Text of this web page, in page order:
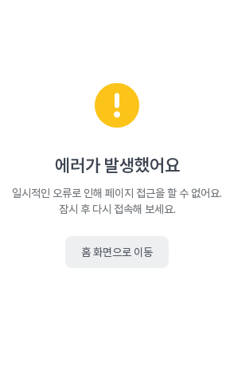
에러가 발생했어요
일시적인 오류로 인해 페이지 접근을 할 수 없어요.
잠시 후 다시 접속해 보세요.
홈 화면으로 이동